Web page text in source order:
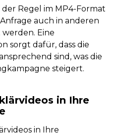
Regel im MP4-Format
auch in anderen
Eine
sorgt dafür, dass die
sind, was die
steigert.
in Ihre
in Ihre